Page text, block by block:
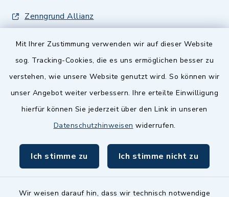
Mit Ihrer Zustimmung verwenden wir auf dieser Website
sog. Tracking-Cookies, die es uns ermöglichen besser zu
verstehen, wie unsere Website genutzt wird. So können wir
unser Angebot weiter verbessern. Ihre erteilte Einwilligung
hierfür können Sie jederzeit über den Link in unseren
Datenschutzhinweisen widerrufen.
Ich stimme zu Ich stimme nicht zu
Wir weisen darauf hin, dass wir technisch notwendige
Zenngrund Allianz
Dillenberggruppe
BayernPortal
inixmedia GmbH
Kontakt